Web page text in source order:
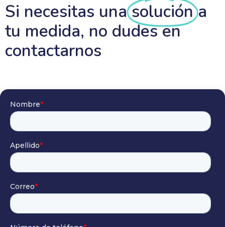
Si necesitas una solución a
tu medida, no dudes en
contactarnos